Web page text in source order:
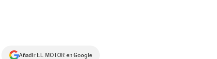
Añadir EL MOTOR en Google